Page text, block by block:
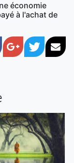
économie
à l'achat de
Google+
Twitter